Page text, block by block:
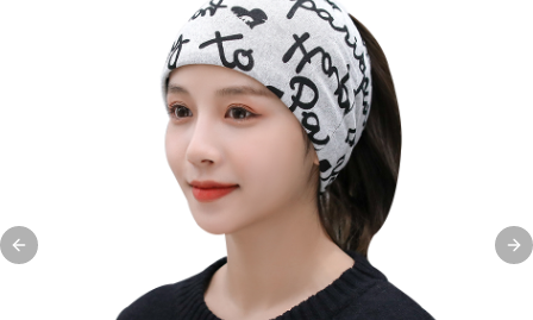
Previous slide